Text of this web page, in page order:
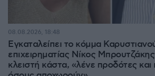
Εγκαταλείπει το κόμμα
επιχειρηματίας Νίκος
κλειστή κάστα, «λένε προδότες
08.08.2026, 18:48